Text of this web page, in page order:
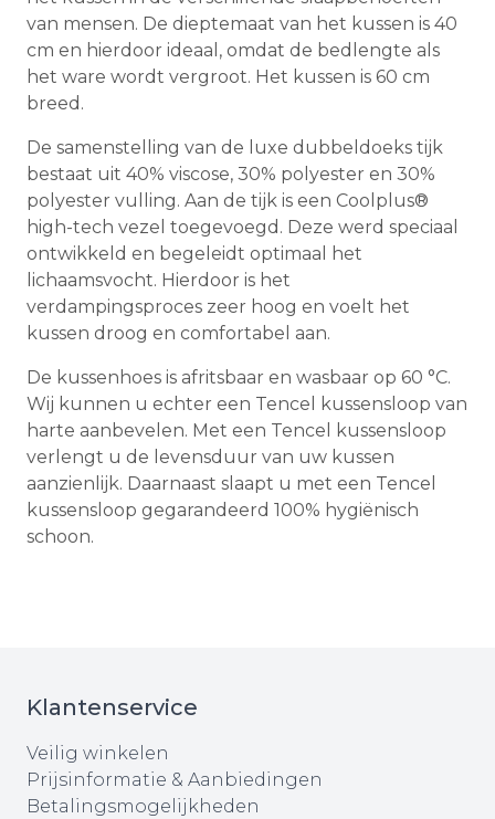
van mensen. De dieptemaat van het kussen is 40
cm en hierdoor ideaal, omdat de bedlengte als
het ware wordt vergroot. Het kussen is 60 cm
breed.
De samenstelling van de luxe dubbeldoeks tijk
bestaat uit 40% viscose, 30% polyester en 30%
polyester vulling. Aan de tijk is een Coolplus®
high-tech vezel toegevoegd. Deze werd speciaal
ontwikkeld en begeleidt optimaal het
lichaamsvocht. Hierdoor is het
verdampingsproces zeer hoog en voelt het
kussen droog en comfortabel aan.
De kussenhoes is afritsbaar en wasbaar op 60 °C.
Wij kunnen u echter een Tencel kussensloop van
harte aanbevelen. Met een Tencel kussensloop
verlengt u de levensduur van uw kussen
aanzienlijk. Daarnaast slaapt u met een Tencel
kussensloop gegarandeerd 100% hygiënisch
schoon.
Klantenservice
Veilig winkelen
Prijsinformatie & Aanbiedingen
Betalingsmogelijkheden